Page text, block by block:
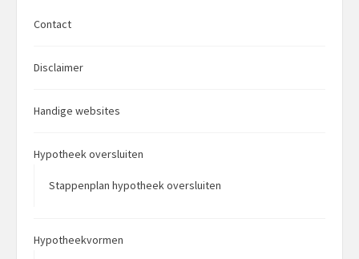
Contact
Disclaimer
Handige websites
Hypotheek oversluiten
Stappenplan hypotheek oversluiten
Hypotheekvormen